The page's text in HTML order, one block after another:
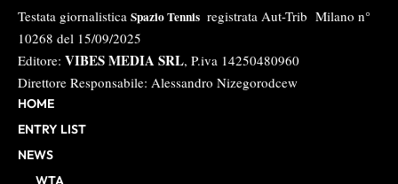
Testata giornalistica Spazio Tennis registrata Aut-Trib Milano n°
10268 del 15/09/2025
Editore: VIBES MEDIA SRL, P.iva 14250480960
Direttore Responsabile: Alessandro Nizegorodcew
HOME
ENTRY LIST
NEWS
WTA